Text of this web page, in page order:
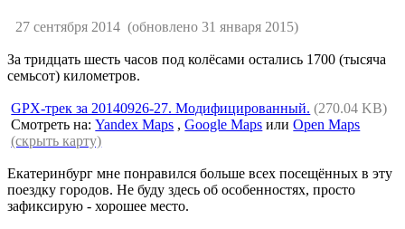
27 сентября 2014(обновлено 31 января 2015)
За тридцать шесть часов под колёсами остались 1700 (тысяча
семьсот) километров.
GPX-трек за 20140926-27. Модифицированный. (270.04 KB)
Смотреть на:Yandex Maps ,Google Maps илиOpen Maps
(скрыть карту)
Екатеринбург мне понравился больше всех посещённых в эту
поездку городов. Не буду здесь об особенностях, просто
зафиксирую - хорошее место.